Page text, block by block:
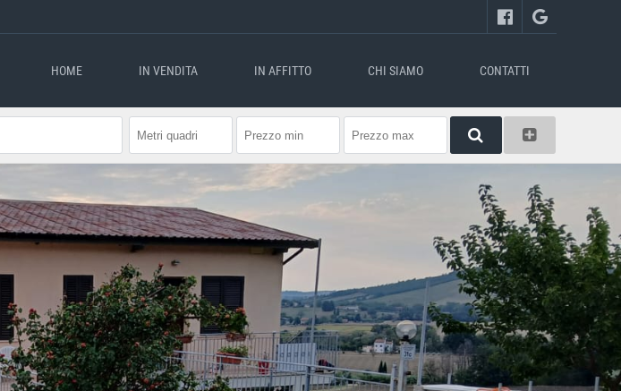
HOME IN VENDITA IN AFFITTO CHI SIAMO CONTATTI